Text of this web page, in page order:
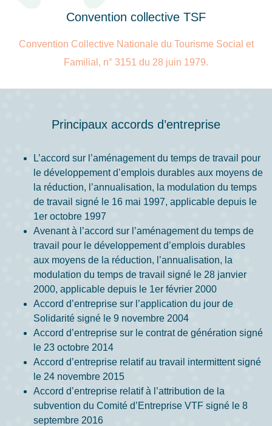
Convention collective TSF
Convention Collective Nationale du Tourisme Social et
Familial, n° 3151 du 28 juin 1979.
Principaux accords d’entreprise
L’accord sur l’aménagement du temps de travail pour
le développement d’emplois durables aux moyens de
la réduction, l’annualisation, la modulation du temps
de travail signé le 16 mai 1997, applicable depuis le
1er octobre 1997
Avenant à l’accord sur l’aménagement du temps de
travail pour le développement d’emplois durables
aux moyens de la réduction, l’annualisation, la
modulation du temps de travail signé le 28 janvier
2000, applicable depuis le 1er février 2000
Accord d’entreprise sur l’application du jour de
Solidarité signé le 9 novembre 2004
Accord d’entreprise sur le contrat de génération signé
le 23 octobre 2014
Accord d’entreprise relatif au travail intermittent signé
le 24 novembre 2015
Accord d’entreprise relatif à l’attribution de la
subvention du Comité d’Entreprise VTF signé le 8
septembre 2016